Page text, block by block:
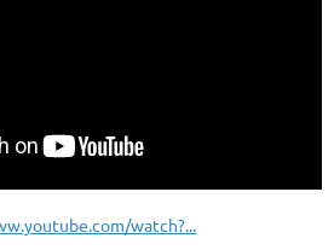
watch?...